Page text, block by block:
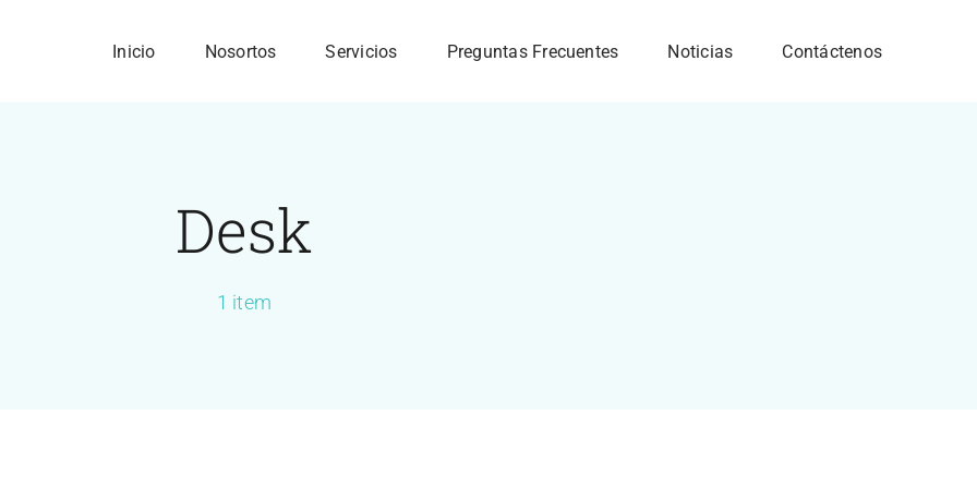
Inicio Nosortos Servicios Preguntas Frecuentes Noticias Contáctenos
Desk
1 item